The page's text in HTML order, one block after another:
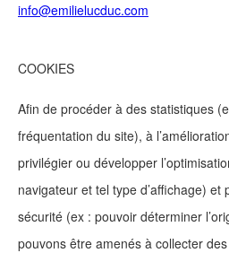
info@emilielucduc.com
COOKIES
Afin de procéder à des statistiques
fréquentation du site), à
privilégier ou développer
navigateur et tel type d’affichage) et
sécurité (ex : pouvoir déterminer
pouvons être amenés à collecter